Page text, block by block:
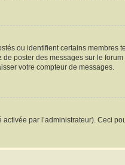
ou identifient certains
poster des messages sur le
votre compteur de messages.
par l’administrateur). Ceci